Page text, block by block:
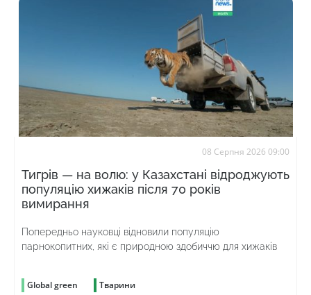
08 Серпня 2026 09:00
Тигрів — на волю: у Казахстані відроджують
популяцію хижаків після 70 років
вимирання
Попередньо науковці відновили популяцію
парнокопитних, які є природною здобиччю для хижаків
Global green Тварини